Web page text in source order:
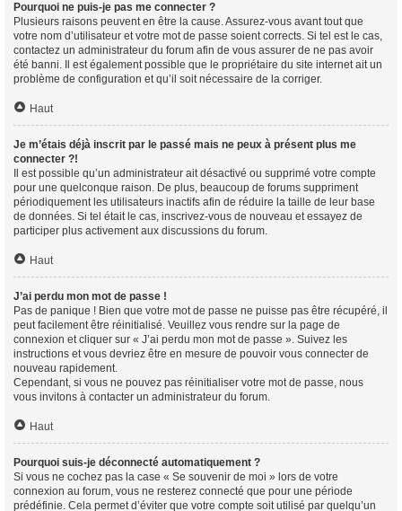
Pourquoi ne puis-je pas me connecter ?
Plusieurs raisons peuvent en être la cause. Assurez-vous avant tout que
votre nom d’utilisateur et votre mot de passe soient corrects. Si tel est le cas,
contactez un administrateur du forum afin de vous assurer de ne pas avoir
été banni. Il est également possible que le propriétaire du site internet ait un
problème de configuration et qu’il soit nécessaire de la corriger.
Haut
Je m’étais déjà inscrit par le passé mais ne peux à présent plus me
connecter ?!
Il est possible qu’un administrateur ait désactivé ou supprimé votre compte
pour une quelconque raison. De plus, beaucoup de forums suppriment
périodiquement les utilisateurs inactifs afin de réduire la taille de leur base
de données. Si tel était le cas, inscrivez-vous de nouveau et essayez de
participer plus activement aux discussions du forum.
Haut
J’ai perdu mon mot de passe !
Pas de panique ! Bien que votre mot de passe ne puisse pas être récupéré, il
peut facilement être réinitialisé. Veuillez vous rendre sur la page de
connexion et cliquer sur « J’ai perdu mon mot de passe ». Suivez les
instructions et vous devriez être en mesure de pouvoir vous connecter de
nouveau rapidement.
Cependant, si vous ne pouvez pas réinitialiser votre mot de passe, nous
vous invitons à contacter un administrateur du forum.
Haut
Pourquoi suis-je déconnecté automatiquement ?
Si vous ne cochez pas la case « Se souvenir de moi » lors de votre
connexion au forum, vous ne resterez connecté que pour une période
prédéfinie. Cela permet d’éviter que votre compte soit utilisé par quelqu’un